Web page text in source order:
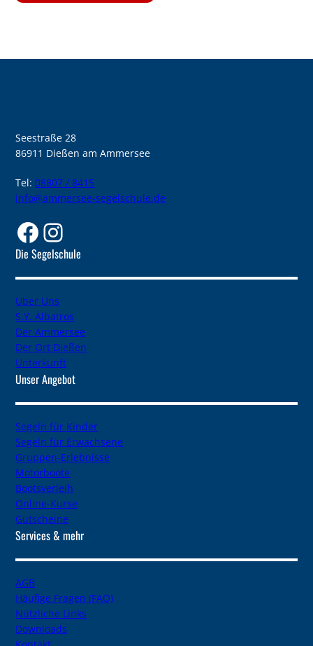
Seestraße 28
86911 Dießen am Ammersee
Tel:08807 / 8415
info@ammersee-segelschule.de
Facebook Instagram
Die Segelschule
Über Uns
S.Y. Albatros
Der Ammersee
Der Ort Dießen
Unterkunft
Unser Angebot
Segeln für Kinder
Segeln für Erwachsene
Gruppen-Erlebnisse
Motorboote
Bootsverleih
Online-Kurse
Gutscheine
Services & mehr
AGB
Häufige Fragen (FAQ)
Nützliche Links
Downloads